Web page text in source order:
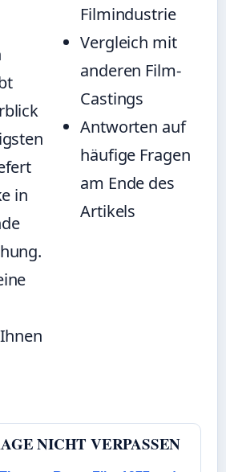
in
Filmindustrie
Vergleich mit
anderen Film-
Castings
Antworten auf
häufige Fragen
am Ende des
Artikels
NICHT VERPASSEN